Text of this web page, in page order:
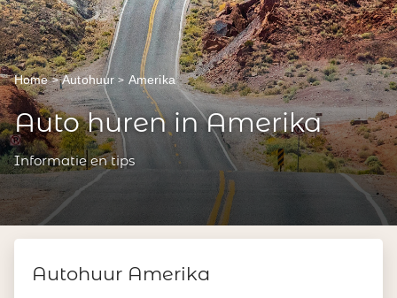
Home Autohuur Amerika
Auto huren in Amerika
Informatie en tips
Autohuur Amerika